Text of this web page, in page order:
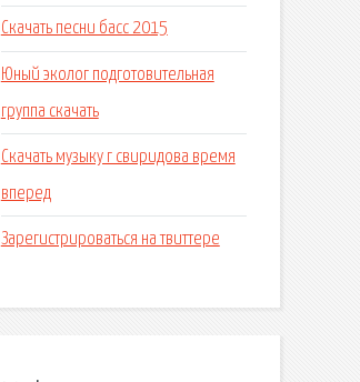
Скачать песни басс 2015
Юный эколог подготовительная
группа скачать
Скачать музыку г свиридова время
вперед
Зарегистрироваться на твиттере